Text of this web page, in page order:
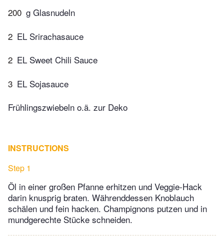
200 g Glasnudeln
2 EL Srirachasauce
2 EL Sweet Chili Sauce
3 EL Sojasauce
Frühlingszwiebeln o.ä. zur Deko
INSTRUCTIONS
Step 1
Öl in einer großen Pfanne erhitzen und Veggie-Hack
darin knusprig braten. Währenddessen Knoblauch
schälen und fein hacken. Champignons putzen und in
mundgerechte Stücke schneiden.